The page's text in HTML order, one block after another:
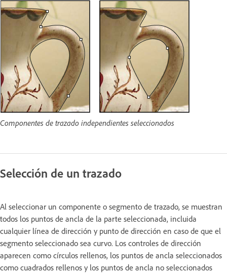
Componentes de trazado independientes seleccionados
Selección de un trazado
Al seleccionar un componente o segmento de trazado, se muestran
todos los puntos de ancla de la parte seleccionada, incluida
cualquier línea de dirección y punto de dirección en caso de que el
segmento seleccionado sea curvo. Los controles de dirección
aparecen como círculos rellenos, los puntos de ancla seleccionados
como cuadrados rellenos y los puntos de ancla no seleccionados